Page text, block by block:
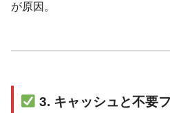
が原因。
3. キャッシュと不要